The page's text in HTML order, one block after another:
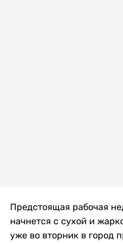
Предстоящая рабочая
начнется с сухой и
уже во вторник в город